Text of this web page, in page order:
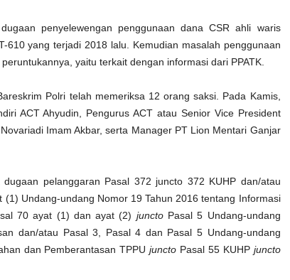
penyelewengan penggunaan dana CSR ahli waris
610 yang terjadi 2018 lalu. Kemudian masalah penggunaan
yaitu terkait dengan informasi dari PPATK.
Polri telah memeriksa 12 orang saksi. Pada Kamis,
ACT Ahyudin, Pengurus ACT atau Senior Vice President
Imam Akbar, serta Manager PT Lion Mentari Ganjar
pelanggaran Pasal 372 juncto 372 KUHP dan/atau
(1) Undang-undang Nomor 19 Tahun 2016 tentang Informasi
70 ayat (1) dan ayat (2) junctoPasal 5 Undang-undang
dan/atau Pasal 3, Pasal 4 dan Pasal 5 Undang-undang
dan Pemberantasan TPPUjuncto Pasal 55 KUHP juncto